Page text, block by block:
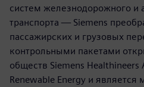
систем железнодорожного и
транспорта — Siemens
пассажирских и грузовых
контрольными пакетами
обществ Siemens Healthineers
Renewable Energy и